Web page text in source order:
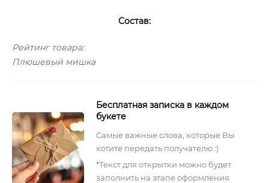
Состав:
Рейтинг товара:
Плюшевый мишка
Бесплатная записка в каждом
букете
Самые важные слова, которые Вы
хотите передать получателю :)
*Текст для открытки можно будет
заполнить на этапе оформления